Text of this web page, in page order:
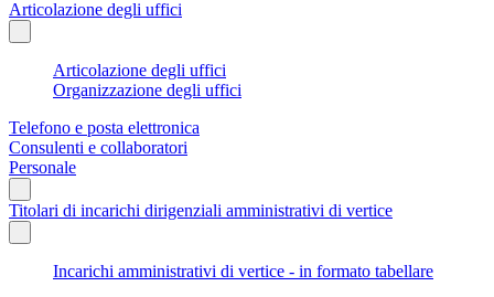
Articolazione degli uffici
Articolazione degli uffici
Organizzazione degli uffici
Telefono e posta elettronica
Consulenti e collaboratori
Personale
Titolari di incarichi dirigenziali amministrativi di vertice
Incarichi amministrativi di vertice - in formato tabellare